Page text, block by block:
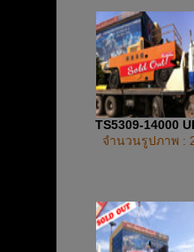
TS5309-14000
จำนวนรูปภาพ :